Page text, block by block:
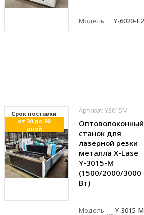
Модель Y-6020-E2
Cрок поставки
от 30 до 90
дней
Артикул: Y3015M
Оптоволоконный
станок для
лазерной резки
металла X-Lase
Y-3015-M
(1500/2000/3000
Вт)
Модель Y-3015-M